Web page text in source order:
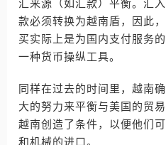
汇来源（如汇款）平衡。汇
款必须转换为越南盾，因此
买实际上是为国内支付服务
一种货币操纵工具。
同样在过去的时间里，越南
大的努力来平衡与美国的贸
越南创造了条件，以便他们
和机械的进口。